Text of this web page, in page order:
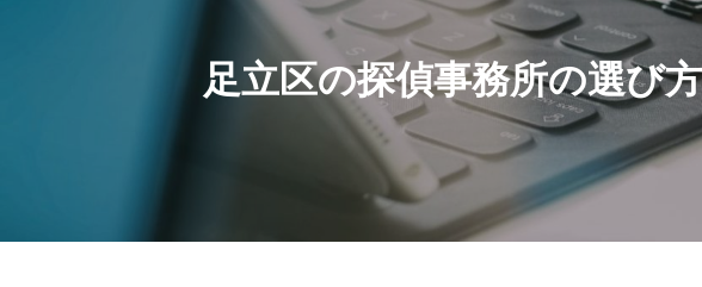
足立区の探偵事務所の選び